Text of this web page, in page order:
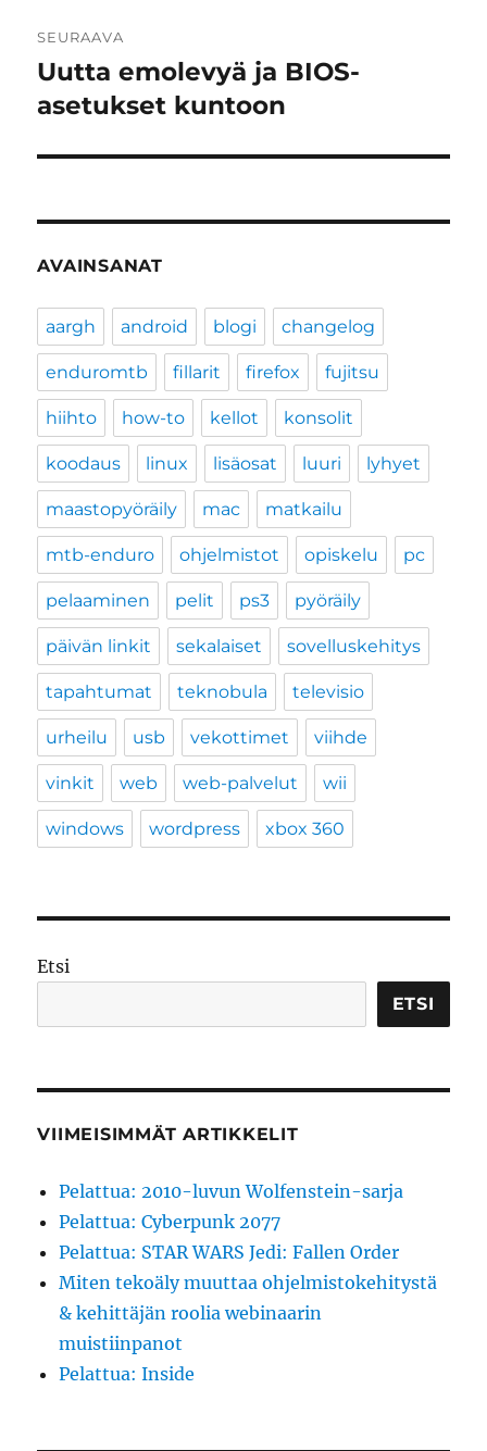
SEURAAVA
Seuraava
artikkeli:
Uutta emolevyä ja BIOS-
asetukset kuntoon
AVAINSANAT
aargh android blogi changelog
enduromtb fillarit firefox fujitsu
hiihto how-to kellot konsolit
koodaus linux lisäosat luuri lyhyet
maastopyöräily mac matkailu
mtb-enduro ohjelmistot opiskelu pc
pelaaminen pelit ps3 pyöräily
päivän linkit sekalaiset sovelluskehitys
tapahtumat teknobula televisio
urheilu usb vekottimet viihde
vinkit web web-palvelut wii
windows wordpress xbox 360
Etsi
ETSI
VIIMEISIMMÄT ARTIKKELIT
Pelattua: 2010-luvun Wolfenstein-sarja
Pelattua: Cyberpunk 2077
Pelattua: STAR WARS Jedi: Fallen Order
Miten tekoäly muuttaa ohjelmistokehitystä
& kehittäjän roolia webinaarin
muistiinpanot
Pelattua: Inside